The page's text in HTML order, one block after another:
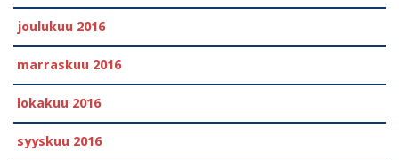
joulukuu 2016
marraskuu 2016
lokakuu 2016
syyskuu 2016